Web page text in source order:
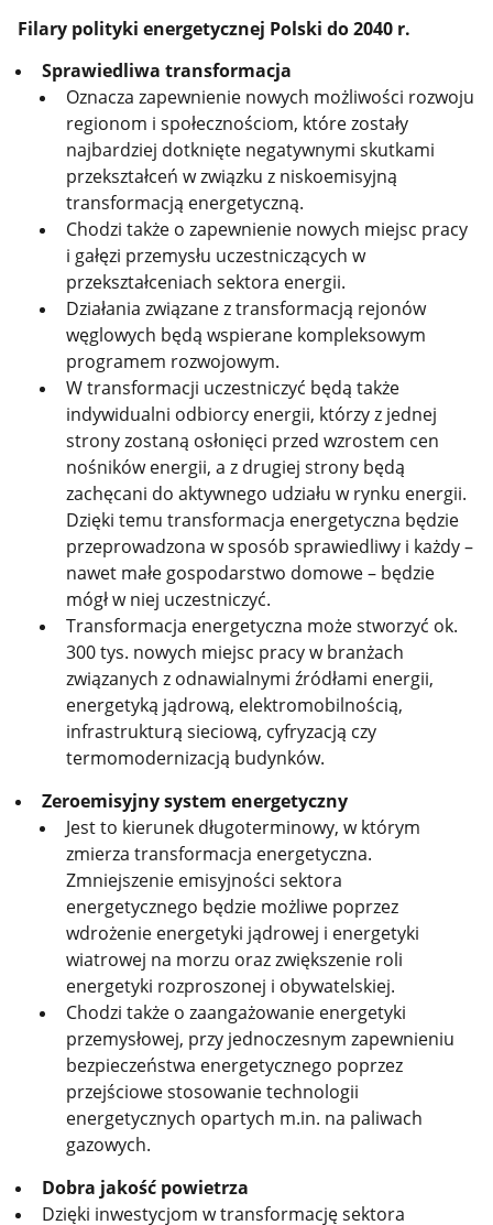
Filary polityki energetycznej Polski do 2040 r.
Sprawiedliwa transformacja
Oznacza zapewnienie nowych możliwości rozwoju
regionom i społecznościom, które zostały
najbardziej dotknięte negatywnymi skutkami
przekształceń w związku z niskoemisyjną
transformacją energetyczną.
Chodzi także o zapewnienie nowych miejsc pracy
i gałęzi przemysłu uczestniczących w
przekształceniach sektora energii.
Działania związane z transformacją rejonów
węglowych będą wspierane kompleksowym
programem rozwojowym.
W transformacji uczestniczyć będą także
indywidualni odbiorcy energii, którzy z jednej
strony zostaną osłonięci przed wzrostem cen
nośników energii, a z drugiej strony będą
zachęcani doaktywnego udziału w rynku energii.
Dzięki temu transformacja energetyczna będzie
przeprowadzona w sposób sprawiedliwy i każdy –
nawet małe gospodarstwo domowe – będzie
mógł w niej uczestniczyć.
Transformacja energetyczna może stworzyć ok.
300 tys. nowych miejsc pracy w branżach
związanych z odnawialnymi źródłami energii,
energetyką jądrową, elektromobilnością,
infrastrukturą sieciową, cyfryzacją czy
termomodernizacją budynków.
Zeroemisyjny system energetyczny
Jest to kierunek długoterminowy, w którym
zmierza transformacja energetyczna.
Zmniejszenie emisyjności sektora
energetycznego będzie możliwe poprzez
wdrożenie energetyki jądrowej i energetyki
wiatrowej na morzu oraz zwiększenie roli
energetyki rozproszonej i obywatelskiej.
Chodzi także o zaangażowanie energetyki
przemysłowej, przy jednoczesnym zapewnieniu
bezpieczeństwa energetycznego poprzez
przejściowe stosowanie technologii
energetycznych opartych m.in. na paliwach
gazowych.
Dobra jakość powietrza
Dzięki inwestycjom w transformację sektora